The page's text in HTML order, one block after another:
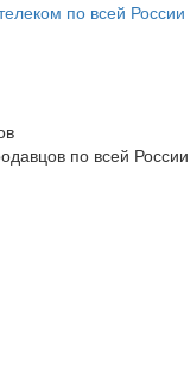
по всей России